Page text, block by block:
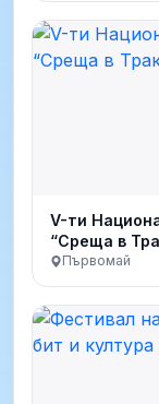
V-ти
“Среща в
Първомай